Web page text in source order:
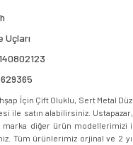
Uçları
İçin Çift Oluklu, Sert Metal Düz
ile satın alabilirsiniz.
marka diğer ürün
Tüm ürünlerimiz orjinal ve 2